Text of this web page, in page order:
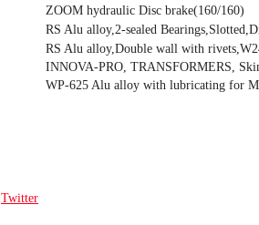
ZOOM hydraulic Disc brake(160/160)
RS Alu alloy,2-sealed
RS Alu alloy,Double wall with
INNOVA-PRO, TRANSFORMERS,
WP-625 Alu alloy with lubricating for
Twitter